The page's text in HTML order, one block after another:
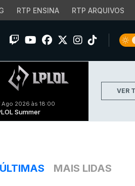
RTP ENSINA RTP ARQUIVOS
Ago 2026 às 18:00
Summer
VER
ÚLTIMAS MAIS LIDAS